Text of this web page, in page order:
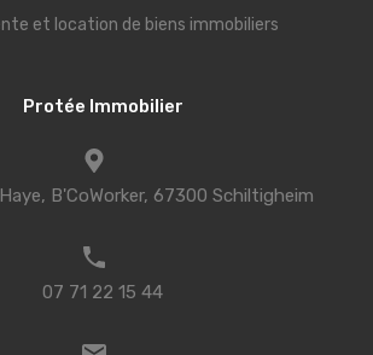
et location de biens immobiliers
Protée Immobilier
B'CoWorker, 67300 Schiltigheim
07 71 22 15 44